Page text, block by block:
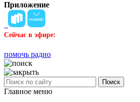
Приложение
Сейчас в эфире:
помочь радио
Поиск
Главное меню